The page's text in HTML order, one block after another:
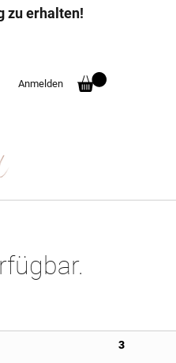
zu erhalten!
Anmelden
3